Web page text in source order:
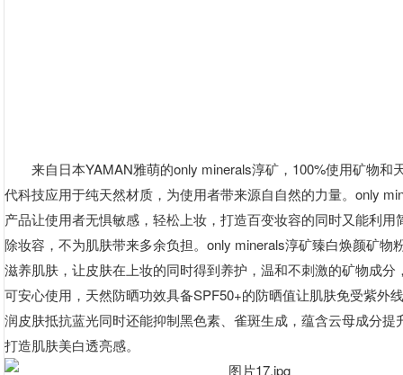
来自日本YAMAN雅萌的only minerals淳矿，100%使用矿物和
代科技应用于纯天然材质，为使用者带来源自自然的力量。only
产品让使用者无惧敏感，轻松上妆，打造百变妆容的同时又能利用
除妆容，不为肌肤带来多余负担。only minerals淳矿臻白焕颜矿物
滋养肌肤，让皮肤在上妆的同时得到养护，温和不刺激的矿物成分
可安心使用，天然防晒功效具备SPF50+的防晒值让肌肤免受紫外
润皮肤抵抗蓝光同时还能抑制黑色素、雀斑生成，蕴含云母成分提
打造肌肤美白透亮感。